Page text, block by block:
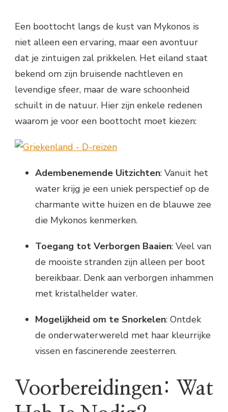
Een boottocht langs de kust van Mykonos is
niet alleen een ervaring, maar een avontuur
dat je zintuigen zal prikkelen. Het eiland staat
bekend om zijn bruisende nachtleven en
levendige sfeer, maar de ware schoonheid
schuilt in de natuur. Hier zijn enkele redenen
waarom je voor een boottocht moet kiezen:
Adembenemende Uitzichten: Vanuit het
water krijg je een uniek perspectief op de
charmante witte huizen en de blauwe zee
die Mykonos kenmerken.
Toegang tot Verborgen Baaien: Veel van
de mooiste stranden zijn alleen per boot
bereikbaar. Denk aan verborgen inhammen
met kristalhelder water.
Mogelijkheid om te Snorkelen: Ontdek
de onderwaterwereld met haar kleurrijke
vissen en fascinerende zeesterren.
Voorbereidingen: Wat